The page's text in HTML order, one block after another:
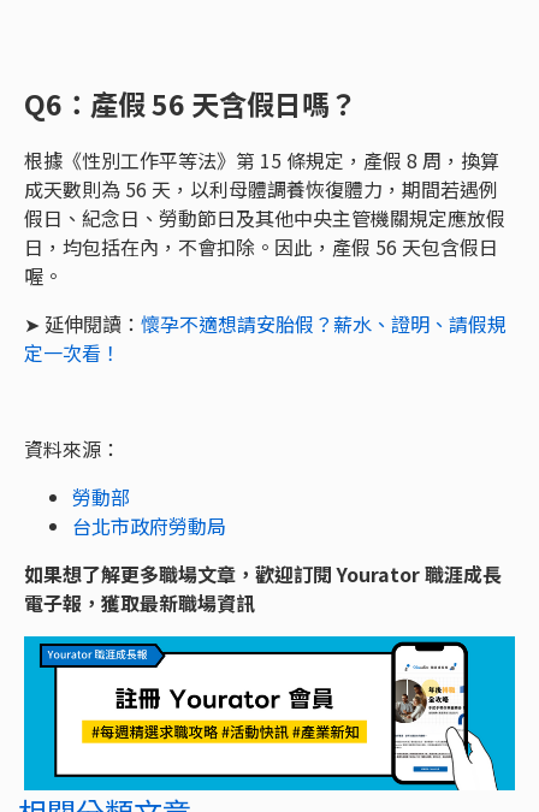
Q6：產假 56 天含假日嗎？
根據《性別工作平等法》第 15 條規定，產假 8 周，換算
成天數則為 56 天，以利母體調養恢復體力，期間若遇例
假日、紀念日、勞動節日及其他中央主管機關規定應放假
日，均包括在內，不會扣除。因此，產假 56 天包含假日
喔。
➤ 延伸閱讀： 懷孕不適想請安胎假？薪水、證明、請假規
定一次看！
資料來源：
勞動部
台北市政府勞動局
如果想了解更多職場文章，歡迎訂閱 Yourator 職涯成長
電子報，獲取最新職場資訊